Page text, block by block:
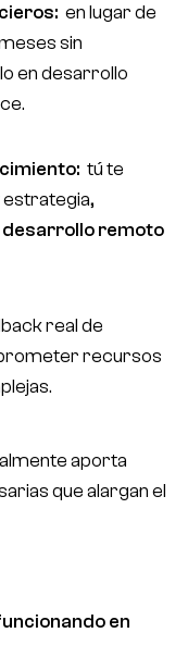
ES
en lugar de
sin
en desarrollo
tú te
desarrollo remoto
real de
recursos
aporta
que alargan el
en